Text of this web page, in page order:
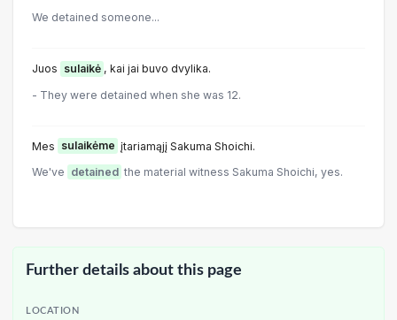
We detained someone...
Juos sulaikė , kai jai buvo dvylika.
- They were detained when she was 12.
Mes sulaikėme įtariamąjį Sakuma Shoichi.
We've detained the material witness Sakuma Shoichi, yes.
Further details about this page
LOCATION